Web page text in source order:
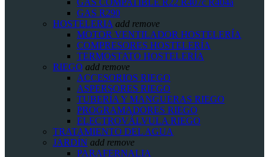
GAS COMPATIBLE R22 R407c R404a
GAS R290
HOSTELERIA add remove
MOTOR VENTILADOR HOSTELERÍA
COMPRESORES HOSTELERÍA
TERMOSTATO HOSTELERÍA
RIEGO add remove
ACCESORIOS RIEGO
ASPERSORES RIEGO
TUBERÍA Y MANGUERAS RIEGO
PROGRAMADORES RIEGO
ELECTROVÁLVULA RIEGO
TRATAMIENTO DEL AGUA
JARDÍN add remove
PARAFERNALIA